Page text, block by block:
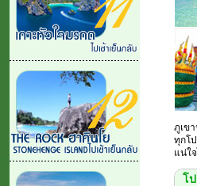
ภูเข
ทุกโ
แน่ใ
โ